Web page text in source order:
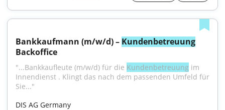
Bankkaufmann (m/w/d) – Kundenbetreuung
Backoffice
"...Bankkaufleute (m/w/d) für die Kundenbetreuung im
Innendienst . Klingt das nach dem passenden Umfeld für
Sie..."
DIS AG Germany